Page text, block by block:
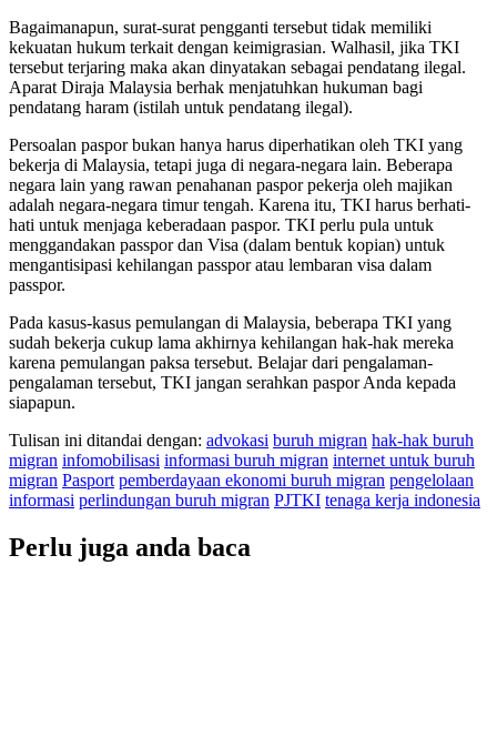
Bagaimanapun, surat-surat pengganti tersebut tidak memiliki
kekuatan hukum terkait dengan keimigrasian. Walhasil, jika TKI
tersebut terjaring maka akan dinyatakan sebagai pendatang ilegal.
Aparat Diraja Malaysia berhak menjatuhkan hukuman bagi
pendatang haram (istilah untuk pendatang ilegal).
Persoalan paspor bukan hanya harus diperhatikan oleh TKI yang
bekerja di Malaysia, tetapi juga di negara-negara lain. Beberapa
negara lain yang rawan penahanan paspor pekerja oleh majikan
adalah negara-negara timur tengah. Karena itu, TKI harus berhati-
hati untuk menjaga keberadaan paspor. TKI perlu pula untuk
menggandakan passpor dan Visa (dalam bentuk kopian) untuk
mengantisipasi kehilangan passpor atau lembaran visa dalam
passpor.
Pada kasus-kasus pemulangan di Malaysia, beberapa TKI yang
sudah bekerja cukup lama akhirnya kehilangan hak-hak mereka
karena pemulangan paksa tersebut. Belajar dari pengalaman-
pengalaman tersebut, TKI jangan serahkan paspor Anda kepada
siapapun.
Tulisan ini ditandai dengan: advokasi buruh migran hak-hak buruh
migran infomobilisasi informasi buruh migran internet untuk buruh
migran Pasport pemberdayaan ekonomi buruh migran pengelolaan
informasi perlindungan buruh migran PJTKI tenaga kerja indonesia
Perlu juga anda baca